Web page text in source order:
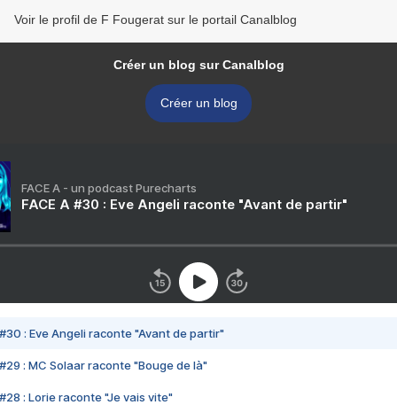
Voir le profil de F Fougerat sur le portail Canalblog
Créer un blog sur Canalblog
Créer un blog
FACE A - un podcast Purecharts
FACE A #30 : Eve Angeli raconte "Avant de partir"
#30 : Eve Angeli raconte "Avant de partir"
#29 : MC Solaar raconte "Bouge de là"
#28 : Lorie raconte "Je vais vite"